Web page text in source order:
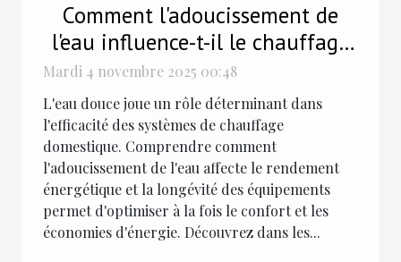
Comment l'adoucissement de
l'eau influence-t-il le chauffage
domestique ?
Mardi 4 novembre 2025 00:48
L'eau douce joue un rôle déterminant dans
l'efficacité des systèmes de chauffage
domestique. Comprendre comment
l'adoucissement de l'eau affecte le rendement
énergétique et la longévité des équipements
permet d'optimiser à la fois le confort et les
économies d'énergie. Découvrez dans les...